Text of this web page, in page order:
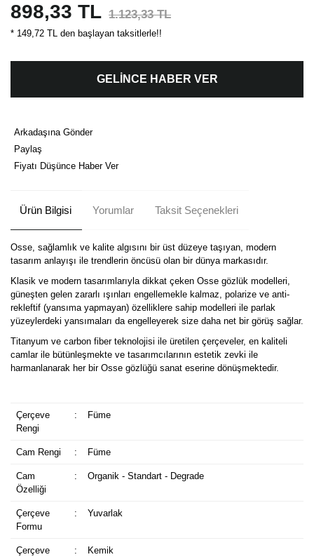
898,33 TL 1.123,33 TL
* 149,72 TL den başlayan taksitlerle!!
GELİNCE HABER VER
Arkadaşına Gönder
Paylaş
Fiyatı Düşünce Haber Ver
Ürün Bilgisi Yorumlar Taksit Seçenekleri
Osse, sağlamlık ve kalite algısını bir üst düzeye taşıyan, modern
tasarım anlayışı ile trendlerin öncüsü olan bir dünya markasıdır.
Klasik ve modern tasarımlarıyla dikkat çeken Osse gözlük modelleri,
güneşten gelen zararlı ışınları engellemekle kalmaz, polarize ve anti-
rekleftif (yansıma yapmayan) özelliklere sahip modelleri ile parlak
yüzeylerdeki yansımaları da engelleyerek size daha net bir görüş sağlar.
Titanyum ve carbon fiber teknolojisi ile üretilen çerçeveler, en kaliteli
camlar ile bütünleşmekte ve tasarımcılarının estetik zevki ile
harmanlanarak her bir Osse gözlüğü sanat eserine dönüşmektedir.
Çerçeve
Rengi
: Füme
Cam Rengi : Füme
Cam
Özelliği
: Organik - Standart - Degrade
Çerçeve
Formu
: Yuvarlak
Çerçeve
: Kemik